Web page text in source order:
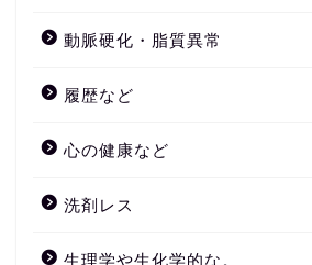
動脈硬化・脂質異常
履歴など
心の健康など
洗剤レス
生理学や生化学的な。